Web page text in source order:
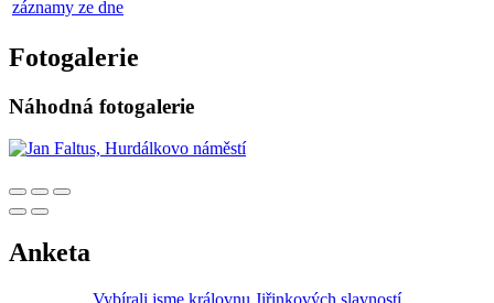
záznamy ze dne
Fotogalerie
Náhodná fotogalerie
Anketa